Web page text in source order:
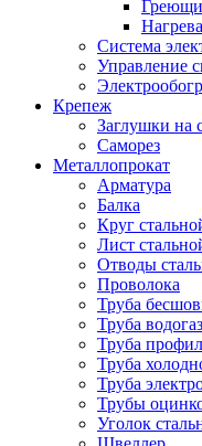
Система
Управление
Крепеж
Заглушки на
Саморез
Металлопрокат
Арматура
Балка
Круг
Лист
Отводы
Проволока
Труба
Труба
Труба
Труба
Труба
Трубы
Уголок